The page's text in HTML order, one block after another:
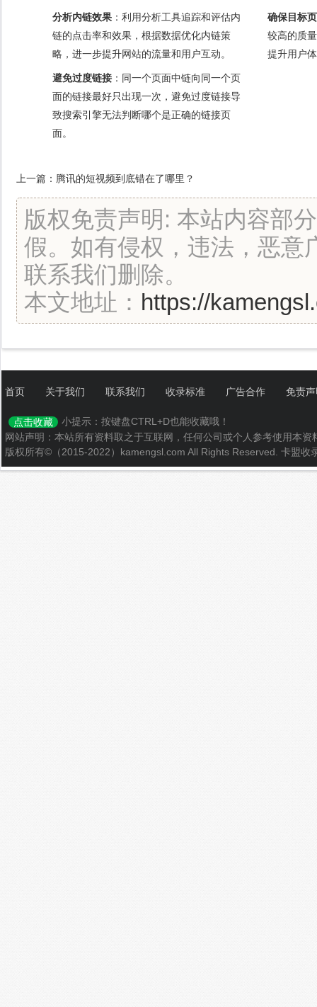
分析内链效果 ：利用分析工具追踪和评估内
链的点击率和效果，根据数据优化内链策
略，进一步提升网站的流量和用户互动。
确保目标
较高的质
提升用户
避免过度链接 ：同一个页面中链向同一个页
面的链接最好只出现一次，避免过度链接导
致搜索引擎无法判断哪个是正确的链接页
面。
上一篇： 腾讯的短视频到底错在了哪里？
版权免责声明: 本站内容部
假。如有侵权，违法，恶意
联系我们删除。
本文地址： https://
首页 关于我们 联系我们 收录标准 广告合作 免责
点击收藏
小提示：按键盘CTRL+D也能收藏哦！
网站声明：本站所有资料取之于互联网，任何公司或个人参考使用本
版权所有©（2015-2022）kamengsl.com All Rights Reserved. 卡盟收